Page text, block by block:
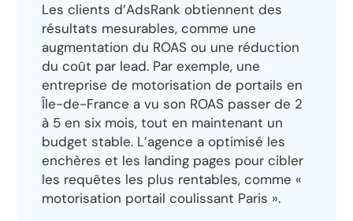
Les clients d’AdsRank obtiennent des
résultats mesurables, comme une
augmentation du ROAS ou une réduction
du coût par lead. Par exemple, une
entreprise de motorisation de portails en
Île-de-France a vu son ROAS passer de 2
à 5 en six mois, tout en maintenant un
budget stable. L’agence a optimisé les
enchères et les landing pages pour cibler
les requêtes les plus rentables, comme «
motorisation portail coulissant Paris ».